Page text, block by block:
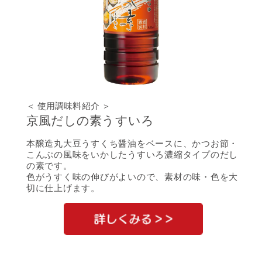
＜ 使用調味料紹介 ＞
京風だしの素うすいろ
本醸造丸大豆うすくち醤油をベースに、かつお節・
こんぶの風味をいかしたうすいろ濃縮タイプのだし
の素です。
色がうすく味の伸びがよいので、素材の味・色を大
切に仕上げます。